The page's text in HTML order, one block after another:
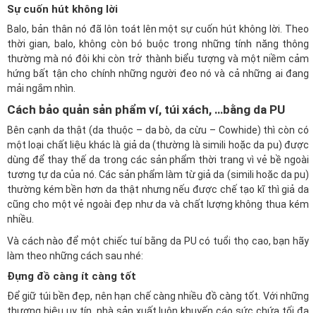
Sự cuốn hút không lời
Balo, bản thân nó đã lôn toát lên một sự cuốn hút không lời. Theo
thời gian, balo, không còn bó buộc trong những tính năng thông
thường mà nó đôi khi còn trở thành biểu tượng và một niềm cảm
hứng bất tận cho chính những người đeo nó và cả những ai đang
mải ngắm nhìn.
Cách bảo quản sản phẩm ví, túi xách, …bằng da PU
Bên cạnh da thật (da thuộc – da bò, da cừu – Cowhide) thì còn có
một loại chất liệu khác là giả da (thường là simili hoặc da pu) được
dùng để thay thế da trong các sản phẩm thời trang vì vẻ bề ngoài
tương tự da của nó. Các sản phẩm làm từ giả da (simili hoặc da pu)
thường kém bền hơn da thật nhưng nếu được chế tạo kĩ thì giả da
cũng cho một vẻ ngoài đẹp như da và chất lượng không thua kém
nhiều.
Và cách nào để một chiếc tuí bằng da PU có tuổi thọ cao, bạn hãy
làm theo những cách sau nhé:
Đựng đồ càng ít càng tốt
Để giữ túi bền đẹp, nên hạn chế càng nhiều đồ càng tốt. Với những